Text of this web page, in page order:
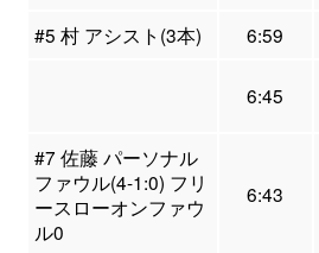
#5 村 アシスト(3本)
6:59
6:45
#7 佐藤 パーソナル
ファウル(4-1:0) フリ
ースローオンファウ
ル0
6:43